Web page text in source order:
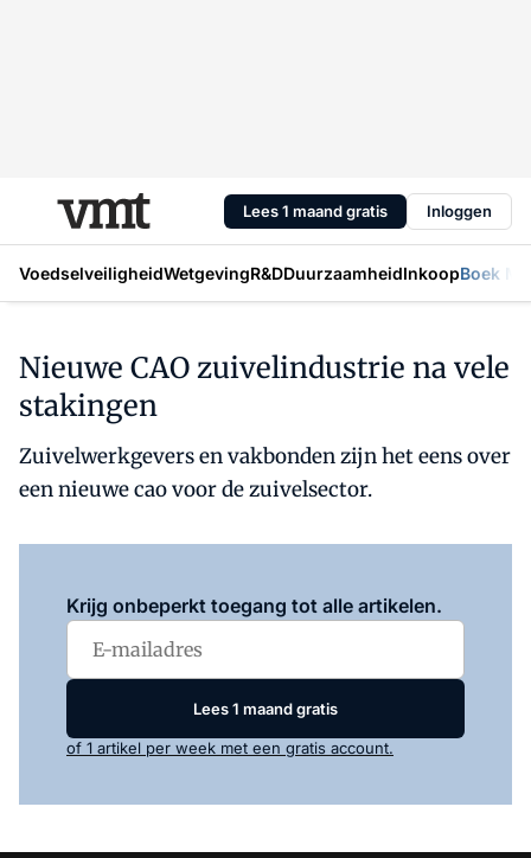
Lees 1 maand gratis Inloggen
VoedselveiligheidWetgevingR&DDuurzaamheidInkoopBoek
Nieuwe CAO zuivelindustrie na vele
stakingen
Zuivelwerkgevers en vakbonden zijn het eens over
een nieuwe cao voor de zuivelsector.
Krijg onbeperkt toegang tot alle artikelen.
Lees 1 maand gratis
of 1 artikel per week met een gratis account.